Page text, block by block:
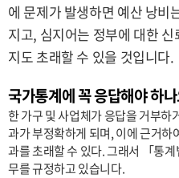
에 문제가 발생하면 예산 낭비
지고, 심지어는 정부에 대한
지도 초래할 수 있을 것입니다.
국가통계에 꼭 응답해야 하
한 가구 및 사업체가 응답을 거부하
과가 부정확하게 되며, 이에 근거하
과를 초래할 수 있다. 그래서 「통
무를 규정하고 있습니다.